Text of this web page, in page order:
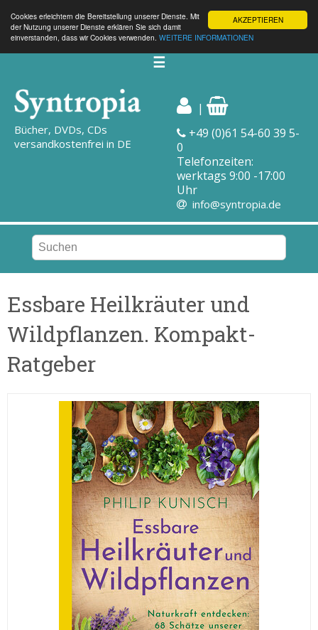
AKZEPTIEREN
Cookies erleichtern die Bereitstellung unserer Dienste. Mit
der Nutzung unserer Dienste erklären Sie sich damit
einverstanden, dass wir Cookies verwenden. WEITERE INFORMATIONEN
☰
Bücher, DVDs, CDs
versandkostenfrei in DE
|
+49 (0)61 54-60 39 5-
0
Telefonzeiten:
werktags 9:00 -17:00
Uhr
info@syntropia.de
Essbare Heilkräuter und
Wildpflanzen. Kompakt-
Ratgeber